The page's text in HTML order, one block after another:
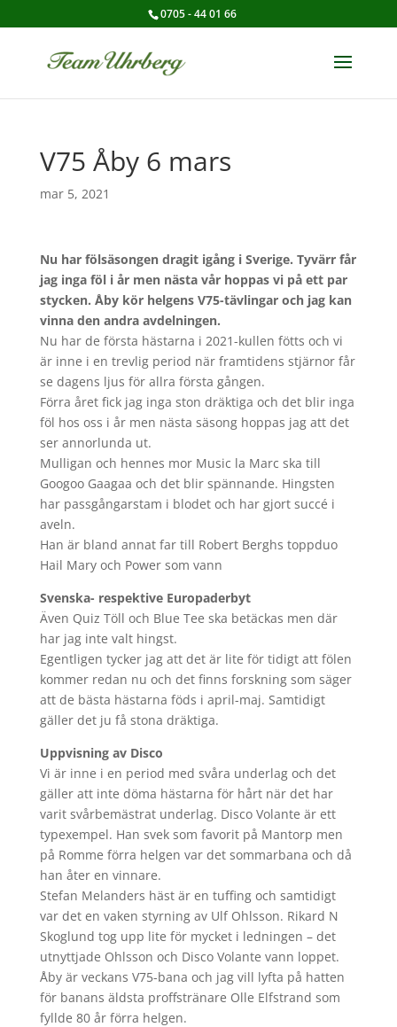
0705 - 44 01 66
V75 Åby 6 mars
mar 5, 2021
Nu har fölsäsongen dragit igång i Sverige. Tyvärr får
jag inga föl i år men nästa vår hoppas vi på ett par
stycken. Åby kör helgens V75-tävlingar och jag kan
vinna den andra avdelningen.
Nu har de första hästarna i 2021-kullen fötts och vi
är inne i en trevlig period när framtidens stjärnor får
se dagens ljus för allra första gången.
Förra året fick jag inga ston dräktiga och det blir inga
föl hos oss i år men nästa säsong hoppas jag att det
ser annorlunda ut.
Mulligan och hennes mor Music la Marc ska till
Googoo Gaagaa och det blir spännande. Hingsten
har passgångarstam i blodet och har gjort succé i
aveln.
Han är bland annat far till Robert Berghs toppduo
Hail Mary och Power som vann
Svenska- respektive Europaderbyt
Även Quiz Töll och Blue Tee ska betäckas men där
har jag inte valt hingst.
Egentligen tycker jag att det är lite för tidigt att fölen
kommer redan nu och det finns forskning som säger
att de bästa hästarna föds i april-maj. Samtidigt
gäller det ju få stona dräktiga.
Uppvisning av Disco
Vi är inne i en period med svåra underlag och det
gäller att inte döma hästarna för hårt när det har
varit svårbemästrat underlag. Disco Volante är ett
typexempel. Han svek som favorit på Mantorp men
på Romme förra helgen var det sommarbana och då
han åter en vinnare.
Stefan Melanders häst är en tuffing och samtidigt
var det en vaken styrning av Ulf Ohlsson. Rikard N
Skoglund tog upp lite för mycket i ledningen – det
utnyttjade Ohlsson och Disco Volante vann loppet.
Åby är veckans V75-bana och jag vill lyfta på hatten
för banans äldsta proffstränare Olle Elfstrand som
fyllde 80 år förra helgen.